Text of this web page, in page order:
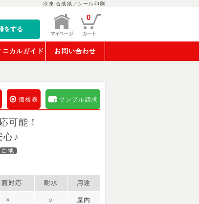
冷凍-合成紙／シール印刷
をする
0
ニカルガイド お問い合わせ
価格表 サンプル請求
可能！
心♪
白地
面対応 耐水 用途
× ○ 屋内